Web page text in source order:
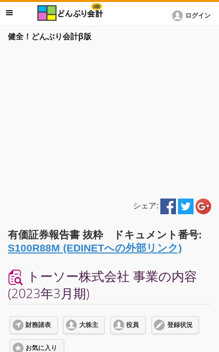
健全！どんぶり会計β版
ログイン
シェア:
有価証券報告書 抜粋 ドキュメント番号:
S100R88M (EDINETへの外部リンク)
トーソー株式会社 事業の内容
(2023年3月期)
財務諸表 大株主 役員 登録状況
お気に入り